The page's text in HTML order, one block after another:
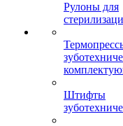
Рулоны для
Штифты